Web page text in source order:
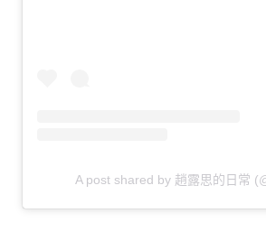
A post shared by 趙露思的日常